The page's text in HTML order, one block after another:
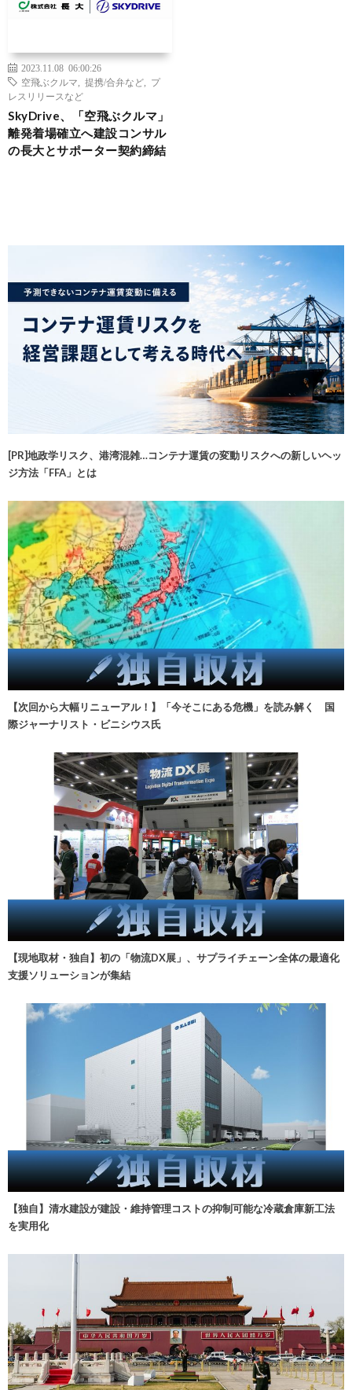
2023.11.08 06:00:26
空飛ぶクルマ
提携/合弁など
プ
レスリリースなど
SkyDrive、「空飛ぶクルマ」
離発着場確立へ建設コンサル
の長大とサポーター契約締結
[PR]地政学リスク、港湾混雑…コンテナ運賃の変動リスクへの新しいヘッ
ジ方法「FFA」とは
【次回から大幅リニューアル！】「今そこにある危機」を読み解く 国
際ジャーナリスト・ビニシウス氏
【現地取材・独自】初の「物流DX展」、サプライチェーン全体の最適化
支援ソリューションが集結
【独自】清水建設が建設・維持管理コストの抑制可能な冷蔵倉庫新工法
を実用化